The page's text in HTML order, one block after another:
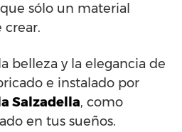
sólo un material
crear.
belleza y la elegancia de
e instalado por
la Salzadella, como
en tus sueños.